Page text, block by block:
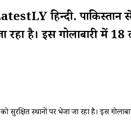
हिन्दी. पाकिस्तान से
रहा है। इस गोलाबारी
सुरक्षित स्थानों पर भेजा जा रहा है। इस